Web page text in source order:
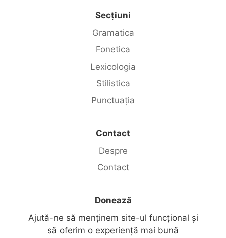
Secțiuni
Gramatica
Fonetica
Lexicologia
Stilistica
Punctuația
Contact
Despre
Contact
Donează
Ajută-ne să menținem site-ul funcțional și
să oferim o experiență mai bună